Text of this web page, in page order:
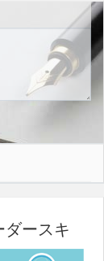
ダースキ